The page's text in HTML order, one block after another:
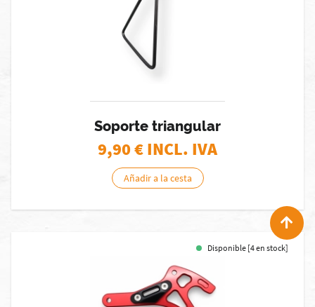
Soporte triangular
9,90€ INCL. IVA
Añadir a la cesta
Disponible [4 en stock]